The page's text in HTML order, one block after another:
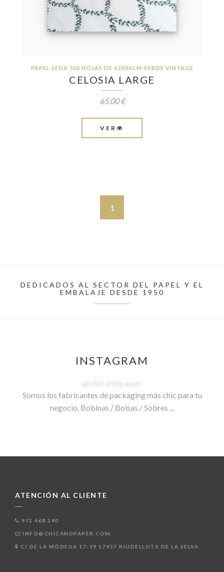
PAPEL SEDA 500 HOJAS DE 62X86CM VERDE VINTAGE
CELOSIA LARGE
65.00 €
VER
1
DEDICADOS AL SECTOR DEL PAPEL Y EL
EMBALAJE DESDE 1950
INSTAGRAM
@chicandpaper
Somos los fabricantes de packaging más chic para tu
negocio. Bobinas / Bolsas / Sobres ...
ATENCIÓN AL CLIENTE
972 468 240
INFO@CHICANDPAPER.COM
C/ DE LA MÒDEGA 17-19 17457 RIUDELLOTS DE LA SELVA